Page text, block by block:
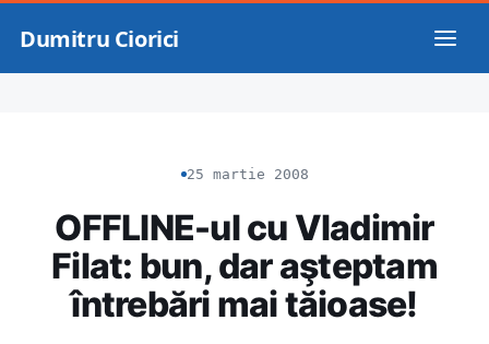
Dumitru Ciorici
25 martie 2008
OFFLINE-ul cu Vladimir
Filat: bun, dar aşteptam
întrebări mai tăioase!